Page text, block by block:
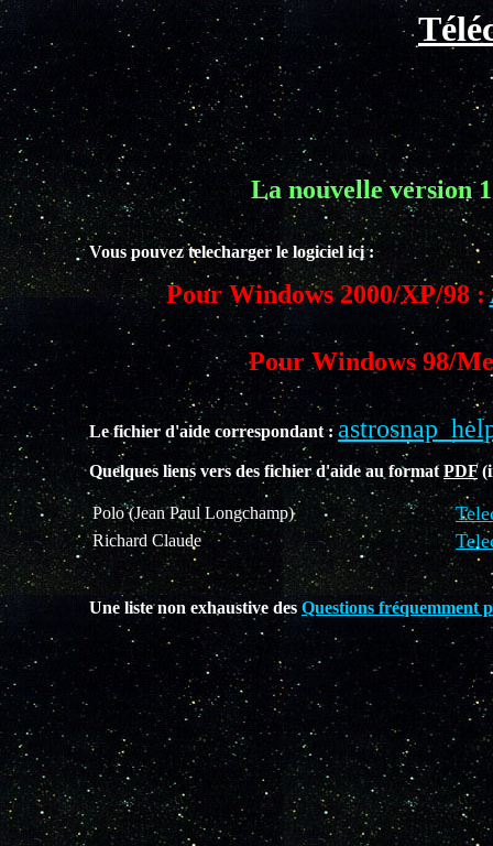
La nouvelle version
Vous pouvez telecharger le logiciel ici :
Pour Windows 2000/XP/98 :
Pour Windows 98/
Le fichier d'aide correspondant :
Quelques liens vers des fichier d'aide au formatPDF
Polo (Jean Paul Longchamp)
Richard Claude
Une liste non exhaustive des Questions fréquemment